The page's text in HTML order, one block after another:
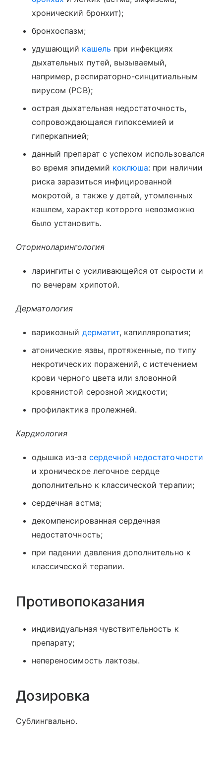
хронический бронхит);
бронхоспазм;
удушающий кашель при инфекциях
дыхательных путей, вызываемый,
например, респираторно-синцитиальным
вирусом (РСВ);
острая дыхательная недостаточность,
сопровождающаяся гипоксемией и
гиперкапнией;
данный препарат с успехом использовался
во время эпидемий коклюша: при наличии
риска заразиться инфицированной
мокротой, а также у детей, утомленных
кашлем, характер которого невозможно
было установить.
Оториноларингология
ларингиты с усиливающейся от сырости и
по вечерам хрипотой.
Дерматология
варикозный дерматит, капилляропатия;
атонические язвы, протяженные, по типу
некротических поражений, с истечением
крови черного цвета или зловонной
кровянистой серозной жидкости;
профилактика пролежней.
Кардиология
одышка из-за сердечной недостаточности
и хроническое легочное сердце
дополнительно к классической терапии;
сердечная астма;
декомпенсированная сердечная
недостаточность;
при падении давления дополнительно к
классической терапии.
Противопоказания
индивидуальная чувствительность к
препарату;
непереносимость лактозы.
Дозировка
Сублингвально.